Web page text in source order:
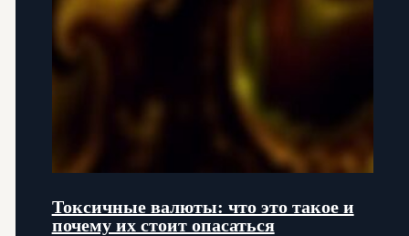
Токсичные валюты: что это такое и
почему их стоит опасаться